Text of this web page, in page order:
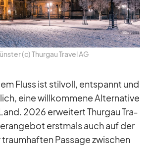
(c) Thur­gau Tra­vel AG
Fluss ist stil­voll, ent­spannt und
eine will­kom­mene Al­ter­na­tive
2026 er­wei­tert Thur­gau Tra­
erst­mals auch auf der
traum­haf­ten Pas­sage zwi­schen